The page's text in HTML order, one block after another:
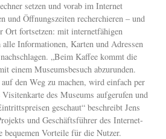
setzen und vorab im Internet
und Öffnungszeiten recherchieren – und
Ort fortsetzen: mit internetfähigen
Informationen, Karten und Adressen
„Beim Kaffee kommt die
einem Museumsbesuch abzurunden.
den Weg zu machen, wird einfach per
des Museums aufgerufen und
geschaut“ beschreibt Jens
und Geschäftsführer des Internet-
bequemen Vorteile für die Nutzer.